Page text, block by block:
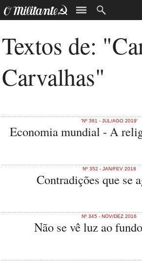
Textos de:
Carvalhas"
'Nº 361 - JUL/AGO 2019'
Economia mundial - A
Nº 352 - JAN/FEV 2018
Contradições que se
Nº 345 - NOV/DEZ 2016
Não se vê luz ao